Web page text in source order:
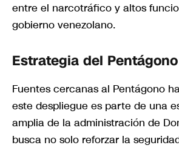
entre el narcotráfico y altos
gobierno venezolano.
Estrategia del Pentágono
Fuentes cercanas al Pentágono
este despliegue es parte de una
amplia de la administración de
busca no solo reforzar la